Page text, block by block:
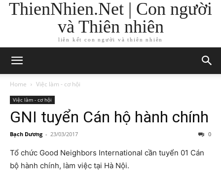
ThienNhien.Net | Con người
và Thiên nhiên
liên kết con người và thiên nhiên
Home Việc làm - cơ hội
Việc làm - cơ hội
GNI tuyển Cán hộ hành chính
Bạch Dương - 23/03/2017 0
Tổ chức Good Neighbors International cần tuyển 01 Cán
bộ hành chính, làm việc tại Hà Nội.